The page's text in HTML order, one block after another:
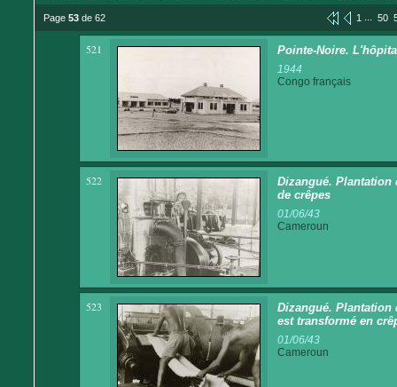
Page 53 de 62 1 ... 50
521 Pointe-Noire.
1944
Congo français
522
Dizangué. Plantation
de crêpes
01/06/43
Cameroun
523
Dizangué. Plantation
est transformé en
01/06/43
Cameroun